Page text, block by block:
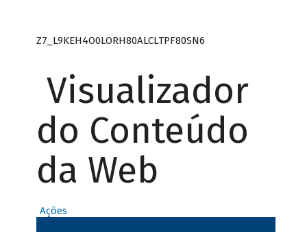
Z7_L9KEH4O0LORH80ALCLTPF80SN6
Visualizador
do Conteúdo
da Web
Ações